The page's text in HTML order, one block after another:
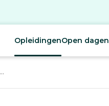
OpleidingenOpen dagen